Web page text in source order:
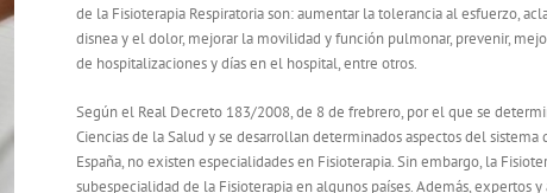
de la Fisioterapia Respiratoria son: aumentar la tolerancia al esfuerzo,
disnea y el dolor, mejorar la movilidad y función pulmonar, prevenir,
de hospitalizaciones y días en el hospital, entre otros.
Según el Real Decreto 183/2008, de 8 de frebrero, por el que se
Ciencias de la Salud y se desarrollan determinados aspectos del
España, no existen especialidades en Fisioterapia. Sin embargo, la
subespecialidad de la Fisioterapia en algunos países. Además, expertos